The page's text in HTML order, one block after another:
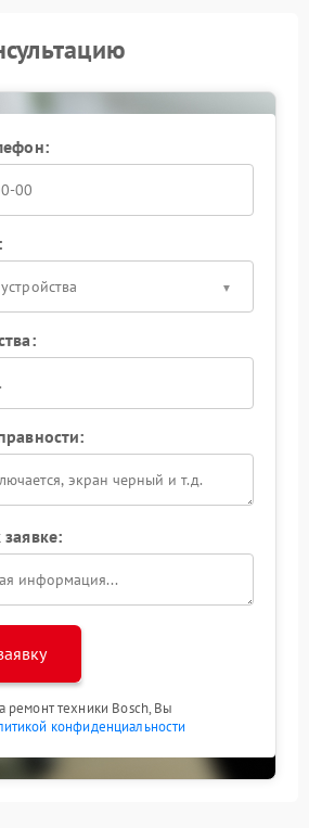
ремонт техники Bosch, Вы
конфиденциальности